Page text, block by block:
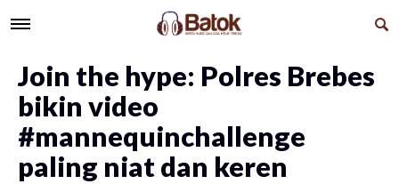
Join the hype: Polres Brebes
bikin video
#mannequinchallenge
paling niat dan keren